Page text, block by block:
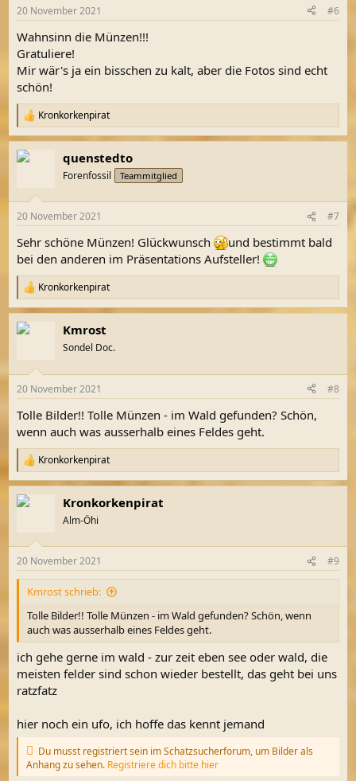
e
:
20 November 2021 #6
Wahnsinn die Münzen!!!
Gratuliere!
Mir wär's ja ein bisschen zu kalt, aber die Fotos sind echt
schön!
R
e
a
k
e
:
Kronkorkenpirat
quenstedto
Forenfossil Teammitglied
20 November 2021 #7
Sehr schöne Münzen! Glückwunsch
und bestimmt bald
bei den anderen im Präsentations Aufsteller!
R
e
a
k
e
:
Kronkorkenpirat
Kmrost
Sondel Doc.
20 November 2021 #8
Tolle Bilder!! Tolle Münzen - im Wald gefunden? Schön,
wenn auch was ausserhalb eines Feldes geht.
R
e
a
k
e
n
Kronkorkenpirat
Kronkorkenpirat
Alm-Öhi
20 November 2021 #9
Kmrost schrieb:
Tolle Bilder!! Tolle Münzen - im Wald gefunden? Schön, wenn
auch was ausserhalb eines Feldes geht.
ich gehe gerne im wald - zur zeit eben see oder wald, die
meisten felder sind schon wieder bestellt, das geht bei uns
ratzfatz
hier noch ein ufo, ich hoffe das kennt jemand
Du musst registriert sein im Schatzsucherforum, um Bilder als
Anhang zu sehen. Registriere dich bitte hier